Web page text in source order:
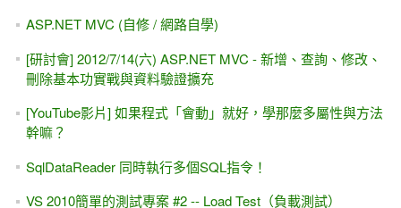
ASP.NET MVC (自修 / 網路自學)
[研討會] 2012/7/14(六) ASP.NET MVC - 新增、查詢、修改、
刪除基本功實戰與資料驗證擴充
[YouTube影片] 如果程式「會動」就好，學那麼多屬性與方法
幹嘛？
SqlDataReader 同時執行多個SQL指令！
VS 2010簡單的測試專案 #2 -- Load Test（負載測試）